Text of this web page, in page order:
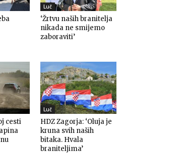
Luč
‘Žrtvu naših branitelja
nikada ne smijemo
zaboraviti’
cesti
Luč
HDZ Zagorja: ‘Oluja je
kruna svih naših
bitaka. Hvala
braniteljima’